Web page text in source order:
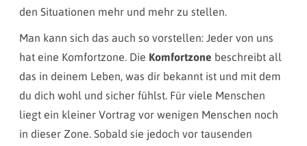
den Situationen mehr und mehr zu stellen.
Man kann sich das auch so vorstellen: Jeder von uns
hat eine Komfortzone. Die Komfortzone beschreibt all
das in deinem Leben, was dir bekannt ist und mit dem
du dich wohl und sicher fühlst. Für viele Menschen
liegt ein kleiner Vortrag vor wenigen Menschen noch
in dieser Zone. Sobald sie jedoch vor tausenden